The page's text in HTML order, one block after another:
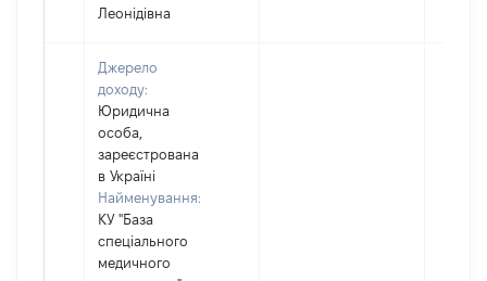
Леонідівна
Джерело
доходу:
Юридична
особа,
зареєстрована
в Україні
Найменування:
КУ "База
спеціального
медичного